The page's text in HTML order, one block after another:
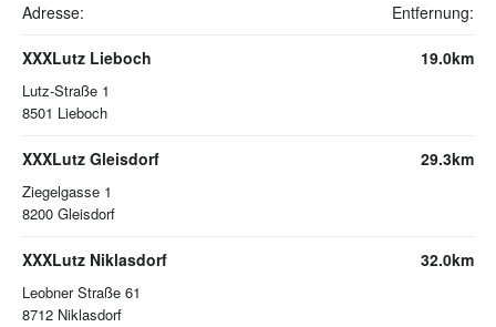
Adresse: Entfernung:
XXXLutz Lieboch
Lutz-Straße 1
8501 Lieboch
19.0km
XXXLutz Gleisdorf
Ziegelgasse 1
8200 Gleisdorf
29.3km
XXXLutz Niklasdorf
Leobner Straße 61
8712 Niklasdorf
32.0km